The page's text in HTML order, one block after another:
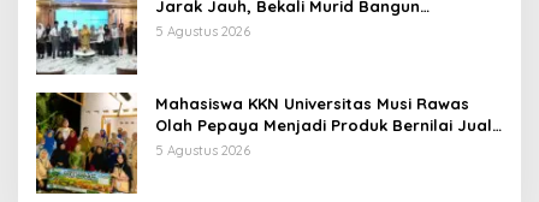
Jarak Jauh, Bekali Murid Bangun
Kemandirian Belajar
5 Agustus 2026
Mahasiswa KKN Universitas Musi Rawas
Olah Pepaya Menjadi Produk Bernilai Jual
Tinggi, Dorong UMKM Desa Air Satan
5 Agustus 2026